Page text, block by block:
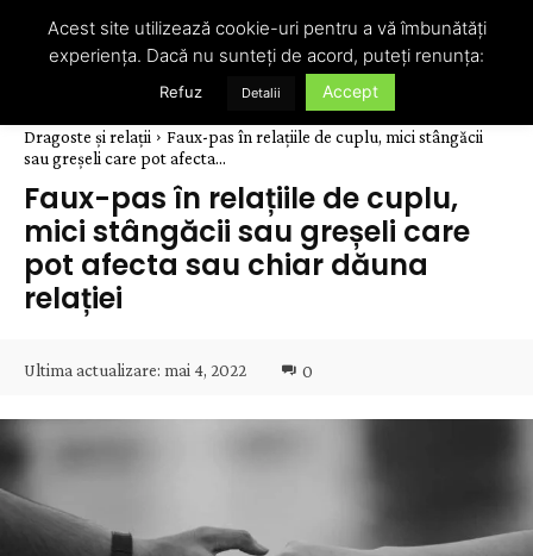
Dragoste și relații
Faux-pas în relațiile de cuplu, mici stângăcii
sau greșeli care pot afecta...
Faux-pas în relațiile de cuplu,
mici stângăcii sau greșeli care
pot afecta sau chiar dăuna
relației
Ultima actualizare: mai 4, 2022 0
Acest site utilizează cookie-uri pentru a vă îmbunătăți
experiența. Dacă nu sunteți de acord, puteți renunța:
Refuz Detalii Accept